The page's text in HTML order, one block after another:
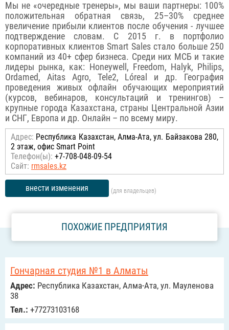
Мы не «очередные тренеры», мы ваши партнеры: 100%
положительная обратная связь, 25–30% среднее
увеличение прибыли клиентов после обучения - лучшее
подтверждение словам. С 2015 г. в портфолио
корпоративных клиентов Smart Sales стало больше 250
компаний из 40+ сфер бизнеса. Среди них МСБ и такие
лидеры рынка, как: Honeywell, Freedom, Halyk, Philips,
Ordamed, Aitas Agro, Tele2, Lóreal и др. География
проведения живых офлайн обучающих мероприятий
(курсов, вебинаров, консультаций и тренингов) –
крупные города Казахстана, страны Центральной Азии
и СНГ, Европа и др. Онлайн – по всему миру.
Адрес: Республика Казахстан, Алма-Ата, ул. Байзакова 280,
2 этаж, офис Smart Point
Телефон(ы): +7-708-048-09-54
Сайт: rmsales.kz
внести изменения (для владельцев)
ПОХОЖИЕ ПРЕДПРИЯТИЯ
Гончарная студия №1 в Алматы
Адрес: Республика Казахстан, Алма-Ата, ул. Мауленова
38
Тел.: +77273103168